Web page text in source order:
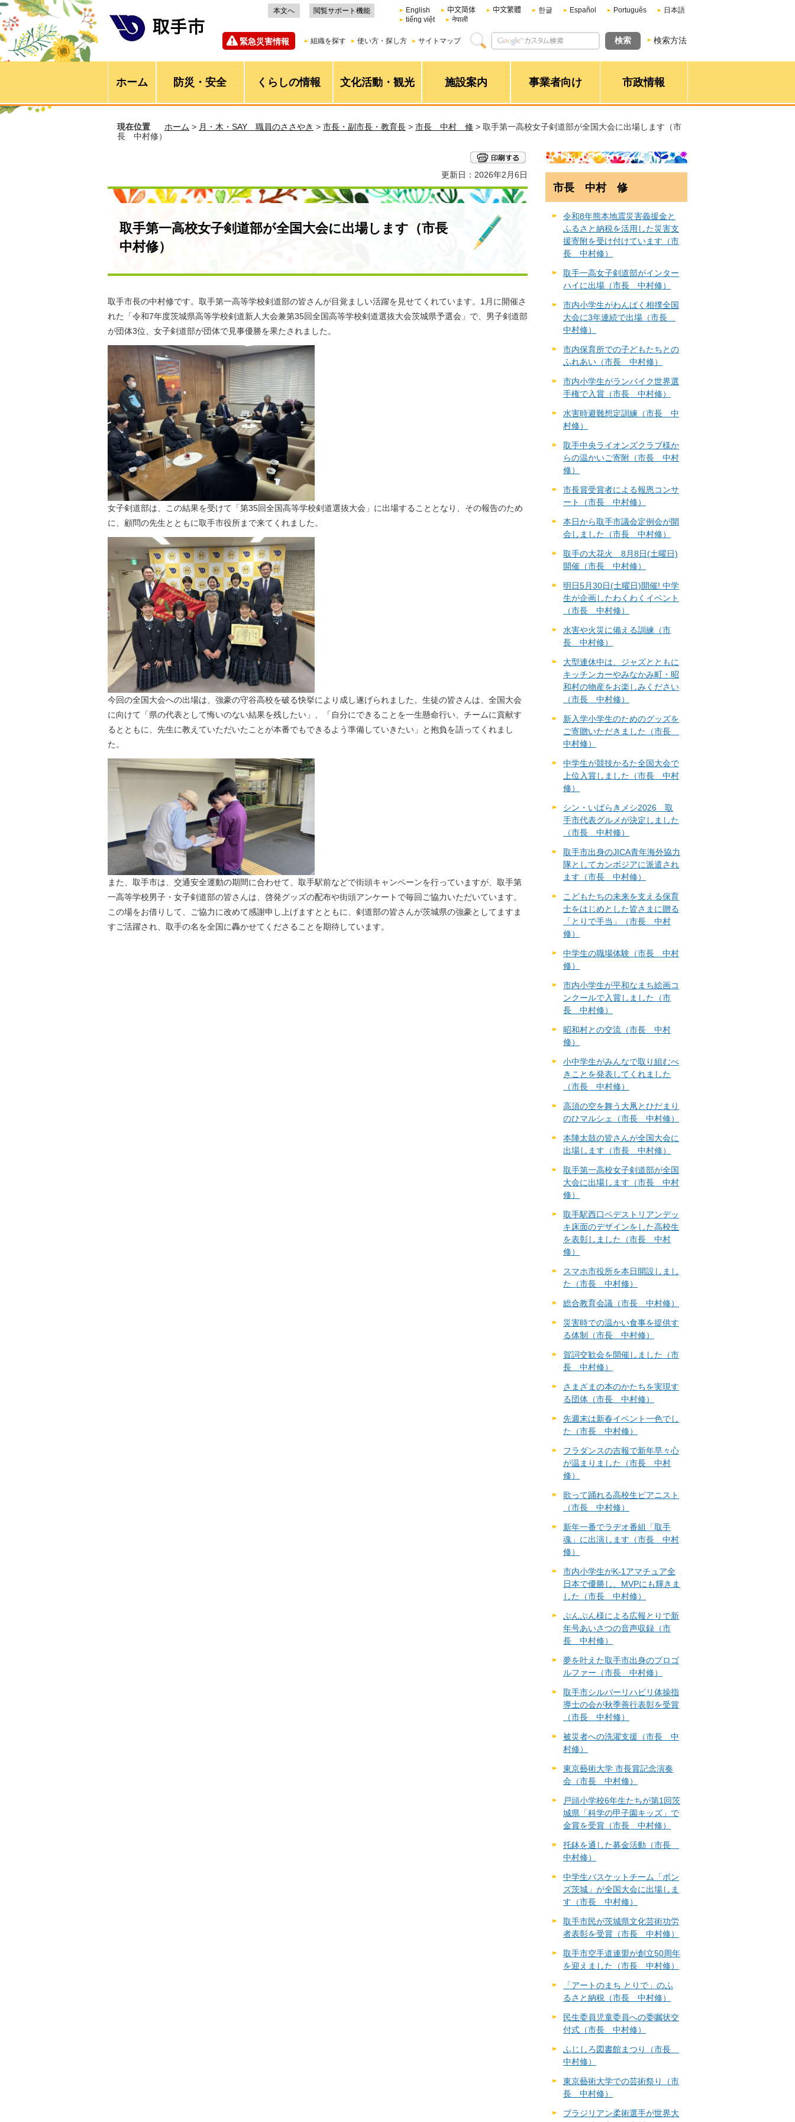
本文へ 閲覧サポート機能 English 中文简体 中文繁體 한글 Español Português
日本語
tiếng việt
नेपाली
緊急災害情報 組織を探す 使い方・探し方 サイトマップ 検索方法
ホーム 防災・安全 くらしの情報 文化活動・観光 施設案内 事業者向け 市政情報
現在位置 ホーム > 月・木・SAY 職員のささやき > 市長・副市長・教育長 > 市長 中村 修 > 取手第一高校女子剣道部が全国大会に出場します（市
長 中村修）
更新日：2026年2月6日
取手第一高校女子剣道部が全国大会に出場します（市長
中村修）
取手市長の中村修です。取手第一高等学校剣道部の皆さんが目覚ましい活躍を見せてくれています。1月に開催さ
れた「令和7年度茨城県高等学校剣道新人大会兼第35回全国高等学校剣道選抜大会茨城県予選会」で、男子剣道部
が団体3位、女子剣道部が団体で見事優勝を果たされました。
女子剣道部は、この結果を受けて「第35回全国高等学校剣道選抜大会」に出場することとなり、その報告のため
に、顧問の先生とともに取手市役所まで来てくれました。
今回の全国大会への出場は、強豪の守谷高校を破る快挙により成し遂げられました。生徒の皆さんは、全国大会
に向けて「県の代表として悔いのない結果を残したい」、「自分にできることを一生懸命行い、チームに貢献す
るとともに、先生に教えていただいたことが本番でもできるよう準備していきたい」と抱負を語ってくれまし
た。
また、取手市は、交通安全運動の期間に合わせて、取手駅前などで街頭キャンペーンを行っていますが、取手第
一高等学校男子・女子剣道部の皆さんは、啓発グッズの配布や街頭アンケートで毎回ご協力いただいています。
この場をお借りして、ご協力に改めて感謝申し上げますとともに、剣道部の皆さんが茨城県の強豪としてますま
すご活躍され、取手の名を全国に轟かせてくださることを期待しています。
市長 中村 修
令和8年熊本地震災害義援金と
ふるさと納税を活用した災害支
援寄附を受け付けています（市
長 中村修）
取手一高女子剣道部がインター
ハイに出場（市長 中村修）
市内小学生がわんぱく相撲全国
大会に3年連続で出場（市長
中村修）
市内保育所での子どもたちとの
ふれあい（市長 中村修）
市内小学生がランバイク世界選
手権で入賞（市長 中村修）
水害時避難想定訓練（市長 中
村修）
取手中央ライオンズクラブ様か
らの温かいご寄附（市長 中村
修）
市長賞受賞者による報恩コンサ
ート（市長 中村修）
本日から取手市議会定例会が開
会しました（市長 中村修）
取手の大花火 8月8日(土曜日)
開催（市長 中村修）
明日5月30日(土曜日)開催! 中学
生が企画したわくわくイベント
（市長 中村修）
水害や火災に備える訓練（市
長 中村修）
大型連休中は、ジャズとともに
キッチンカーやみなかみ町・昭
和村の物産をお楽しみください
（市長 中村修）
新入学小学生のためのグッズを
ご寄贈いただきました（市長
中村修）
中学生が競技かるた全国大会で
上位入賞しました（市長 中村
修）
シン・いばらきメシ2026 取
手市代表グルメが決定しました
（市長 中村修）
取手市出身のJICA青年海外協力
隊としてカンボジアに派遣され
ます（市長 中村修）
こどもたちの未来を支える保育
士をはじめとした皆さまに贈る
「とりで手当」（市長 中村
修）
中学生の職場体験（市長 中村
修）
市内小学生が平和なまち絵画コ
ンクールで入賞しました（市
長 中村修）
昭和村との交流（市長 中村
修）
小中学生がみんなで取り組むべ
きことを発表してくれました
（市長 中村修）
高須の空を舞う大凧とひだまり
のひマルシェ（市長 中村修）
本陣太鼓の皆さんが全国大会に
出場します（市長 中村修）
取手第一高校女子剣道部が全国
大会に出場します（市長 中村
修）
取手駅西口ペデストリアンデッ
キ床面のデザインをした高校生
を表彰しました（市長 中村
修）
スマホ市役所を本日開設しまし
た（市長 中村修）
総合教育会議（市長 中村修）
災害時での温かい食事を提供す
る体制（市長 中村修）
賀詞交歓会を開催しました（市
長 中村修）
さまざまの本のかたちを実現す
る団体（市長 中村修）
先週末は新春イベント一色でし
た（市長 中村修）
フラダンスの吉報で新年早々心
が温まりました（市長 中村
修）
歌って踊れる高校生ピアニスト
（市長 中村修）
新年一番でラヂオ番組「取手
魂」に出演します（市長 中村
修）
市内小学生がK-1アマチュア全
日本で優勝し、MVPにも輝きま
した（市長 中村修）
ぶんぶん様による広報とりで新
年号あいさつの音声収録（市
長 中村修）
夢を叶えた取手市出身のプロゴ
ルファー（市長 中村修）
取手市シルバーリハビリ体操指
導士の会が秋季善行表彰を受賞
（市長 中村修）
被災者への洗濯支援（市長 中
村修）
東京藝術大学 市長賞記念演奏
会（市長 中村修）
戸頭小学校6年生たちが第1回茨
城県「科学の甲子園キッズ」で
金賞を受賞（市長 中村修）
托鉢を通した募金活動（市長
中村修）
中学生バスケットチーム「ボン
ズ茨城」が全国大会に出場しま
す（市長 中村修）
取手市民が茨城県文化芸術功労
者表彰を受賞（市長 中村修）
取手市空手道連盟が創立50周年
を迎えました（市長 中村修）
「アートのまち とりで」のふ
るさと納税（市長 中村修）
民生委員児童委員への委嘱状交
付式（市長 中村修）
ふじしろ図書館まつり（市長
中村修）
東京藝術大学での芸術祭り（市
長 中村修）
ブラジリアン柔術選手が世界大